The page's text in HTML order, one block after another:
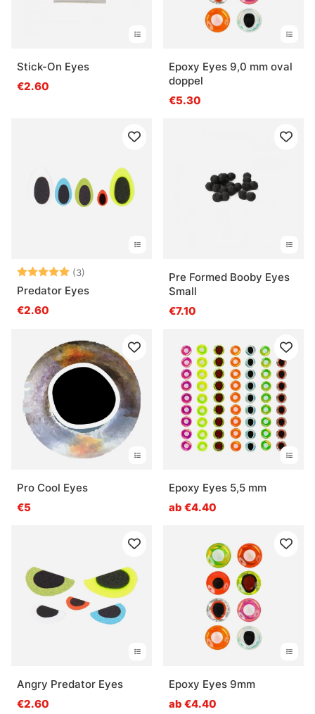
Stick-On Eyes
€2.60
Epoxy Eyes 9,0 mm oval
doppel
€5.30
Bewertung:(3)
5.0 von 5 Sternen
Predator Eyes
€2.60
Pre Formed Booby Eyes
Small
€7.10
Pro Cool Eyes
€5
Epoxy Eyes 5,5 mm
ab €4.40
Angry Predator Eyes
€2.60
Epoxy Eyes 9mm
ab €4.40